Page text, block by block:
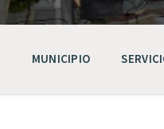
MUNICIPIO